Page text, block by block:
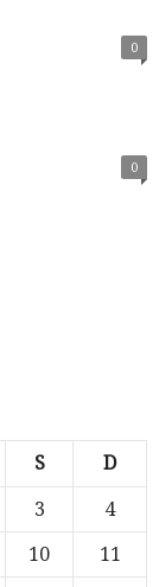
0
0
S D
3
4
10
11